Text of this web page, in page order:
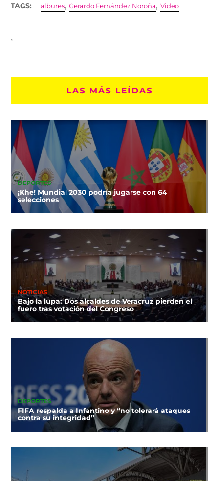
TAGS: albures,Gerardo Fernández Noroña,Video
LAS MÁS LEÍDAS
DEPORTES
¡Khe! Mundial 2030 podría jugarse con 64
selecciones
NOTICIAS
Bajo la lupa: Dos alcaldes de Veracruz pierden el
fuero tras votación del Congreso
DEPORTES
FIFA respalda a Infantino y “no tolerará ataques
contra su integridad”